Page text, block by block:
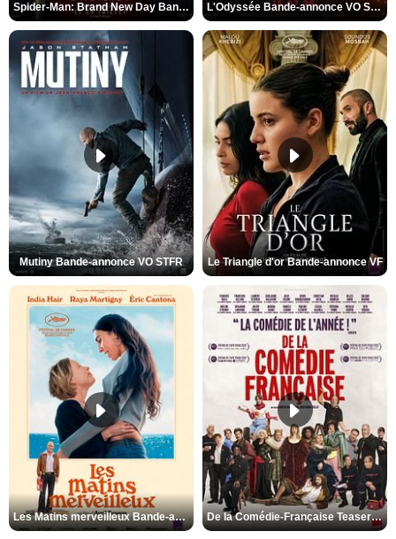
Spider-Man: Brand New Day Bande-annonce VO STFR L'Odyssée Bande-annonce VO STFR
Mutiny Bande-annonce VO STFR Le Triangle d'or Bande-annonce VF
Les Matins merveilleux Bande-annonce VF De la Comédie-Française Teaser VF